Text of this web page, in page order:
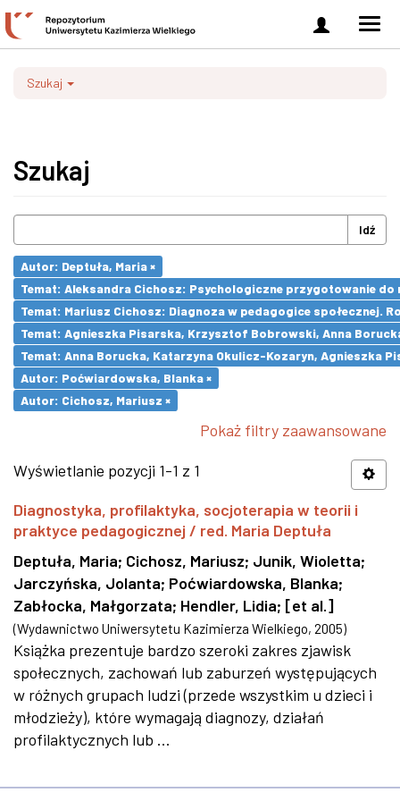
Zaloguj
się
Szukaj
Szukaj
Idź
Autor: Deptuła, Maria ×
Temat: Aleksandra Cichosz: Psychologiczne przygotowanie do
Temat: Mariusz Cichosz: Diagnoza w pedagogice społecznej.
Temat: Agnieszka Pisarska, Krzysztof Bobrowski, Anna
Temat: Anna Borucka, Katarzyna Okulicz-Kozaryn, Agnieszka
Autor: Poćwiardowska, Blanka ×
Autor: Cichosz, Mariusz ×
Pokaż filtry zaawansowane
Wyświetlanie pozycji 1-1 z 1
Diagnostyka, profilaktyka, socjoterapia w teorii i
praktyce pedagogicznej / red. Maria Deptuła
Deptuła, Maria; Cichosz, Mariusz; Junik, Wioletta;
Jarczyńska, Jolanta; Poćwiardowska, Blanka;
Zabłocka, Małgorzata; Hendler, Lidia; [et al.]
(Wydawnictwo Uniwersytetu Kazimierza Wielkiego, 2005)
Książka prezentuje bardzo szeroki zakres zjawisk
społecznych, zachowań lub zaburzeń występujących
w różnych grupach ludzi (przede wszystkim u dzieci i
młodzieży), które wymagają diagnozy, działań
profilaktycznych lub ...